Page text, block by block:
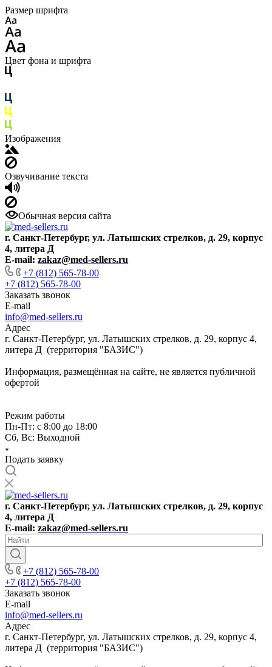
Размер шрифта
Цвет фона и шрифта
Изображения
Озвучивание текста
Обычная версия сайта
г. Санкт-Петербург, ул. Латышских стрелков, д. 29, корпус
4, литера Д
E-mail: zakaz@med-sellers.ru
+7 (812) 565-78-00
+7 (812) 565-78-00
Заказать звонок
E-mail
info@med-sellers.ru
Адрес
г. Санкт-Петербург, ул. Латышских стрелков, д. 29, корпус 4,
литера Д (территория "БАЗИС")
Информация, размещённая на сайте, не является публичной
офертой
Режим работы
Пн-Пт: с 8:00 до 18:00
Сб, Вс: Выходной
Подать заявку
г. Санкт-Петербург, ул. Латышских стрелков, д. 29, корпус
4, литера Д
E-mail: zakaz@med-sellers.ru
+7 (812) 565-78-00
+7 (812) 565-78-00
Заказать звонок
E-mail
info@med-sellers.ru
Адрес
г. Санкт-Петербург, ул. Латышских стрелков, д. 29, корпус 4,
литера Д (территория "БАЗИС")